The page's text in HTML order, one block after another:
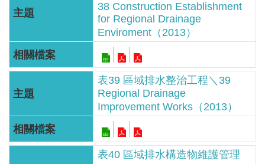
性
專
區
English
RSS
互
38 Construction Establishment
for Regional Drainage
Enviroment（2013）
表39 區域排水整治工程＼39
Regional Drainage
Improvement Works（2013）
表40 區域排水構造物維護管理